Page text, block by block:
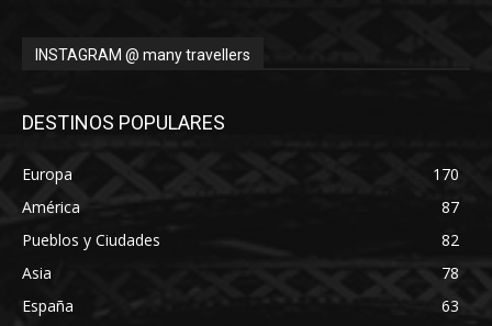
INSTAGRAM @ many travellers
DESTINOS POPULARES
Europa
170
América
87
Pueblos y Ciudades
82
Asia
78
España
63